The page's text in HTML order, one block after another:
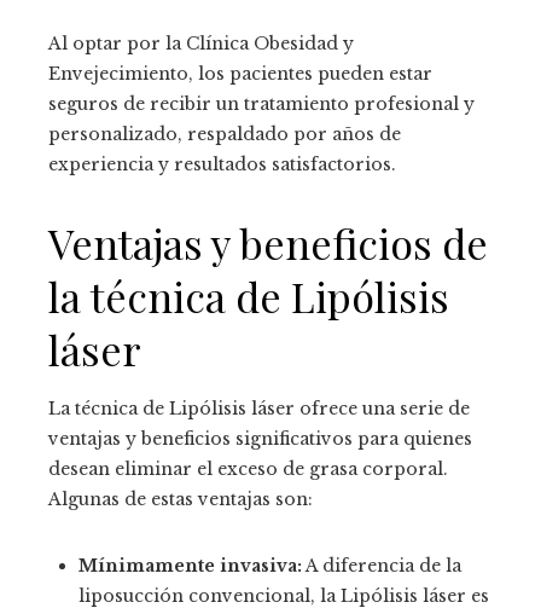
Al optar por la Clínica Obesidad y
Envejecimiento, los pacientes pueden estar
seguros de recibir un tratamiento profesional y
personalizado, respaldado por años de
experiencia y resultados satisfactorios.
Ventajas y beneficios de
la técnica de Lipólisis
láser
La técnica de Lipólisis láser ofrece una serie de
ventajas y beneficios significativos para quienes
desean eliminar el exceso de grasa corporal.
Algunas de estas ventajas son:
Mínimamente invasiva:A diferencia de la
liposucción convencional, la Lipólisis láser es